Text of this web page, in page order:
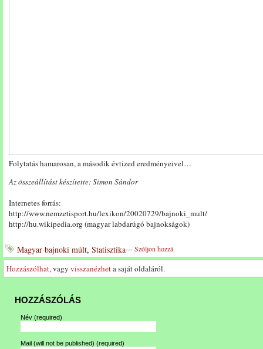
Folytatás hamarosan, a második évtized eredményeivel…
Az összeállítást készítette: Simon Sándor
Internetes forrás:
http://www.nemzetisport.hu/lexikon/20020729/bajnoki_mult/
http://hu.wikipedia.org (magyar labdarúgó bajnokságok)
Magyar bajnoki múlt, Statisztika---Szóljon hozzá
Hozzászólhat, vagy visszanézheta saját oldaláról.
HOZZÁSZÓLÁS
Név (required)
Mail (will not be published) (required)